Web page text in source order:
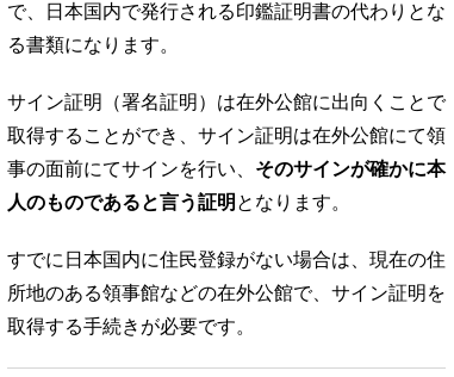
で、日本国内で発行される印鑑証明書の代わりとな
る書類になります。
サイン証明（署名証明）は在外公館に出向くことで
取得することができ、サイン証明は在外公館にて領
事の面前にてサインを行い、 そのサインが確かに本
人のものであると言う証明 となります。
すでに日本国内に住民登録がない場合は、現在の住
所地のある領事館などの在外公館で、サイン証明を
取得する手続きが必要です。